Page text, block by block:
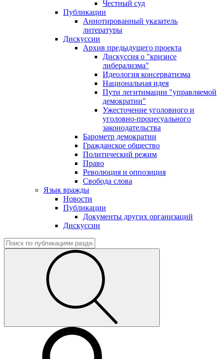
Честный суд
Публикации
Аннотированный указатель
литературы
Дискуссии
Архив предыдущего проекта
Дискуссия о "кризисе
либерализма"
Идеология консерватизма
Национальная идея
Пути легитимации "управляемой
демократии"
Ужесточение уголовного и
уголовно-процесуального
законодательства
Барометр демократии
Гражданское общество
Политический режим
Право
Революция и оппозиция
Свобода слова
Язык вражды
Новости
Публикации
Документы других организаций
Дискуссии